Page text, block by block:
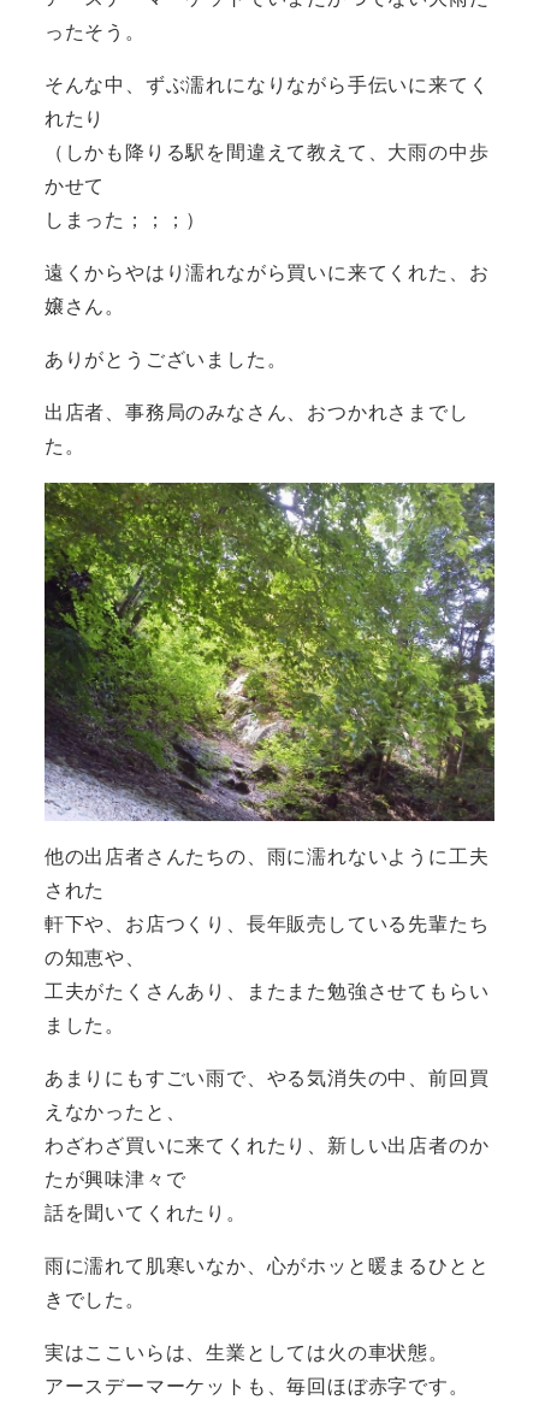
ったそう。
そんな中、ずぶ濡れになりながら手伝いに来てく
れたり
（しかも降りる駅を間違えて教えて、大雨の中歩
かせて
しまった；；；）
遠くからやはり濡れながら買いに来てくれた、お
嬢さん。
ありがとうございました。
出店者、事務局のみなさん、おつかれさまでし
た。
他の出店者さんたちの、雨に濡れないように工夫
された
軒下や、お店つくり、長年販売している先輩たち
の知恵や、
工夫がたくさんあり、またまた勉強させてもらい
ました。
あまりにもすごい雨で、やる気消失の中、前回買
えなかったと、
わざわざ買いに来てくれたり、新しい出店者のか
たが興味津々で
話を聞いてくれたり。
雨に濡れて肌寒いなか、心がホッと暖まるひとと
きでした。
実はここいらは、生業としては火の車状態。
アースデーマーケットも、毎回ほぼ赤字です。